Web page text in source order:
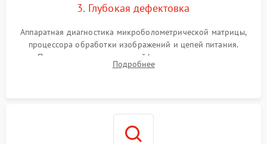
3. Глубокая дефектовка
Аппаратная диагностика микроболометрической матрицы,
процессора обработки изображений и цепей питания.
Проверка целостности шлейфов, модуля памяти и
интерфейсов связи. Выявление сгоревших SMD-компонентов
Подробнее